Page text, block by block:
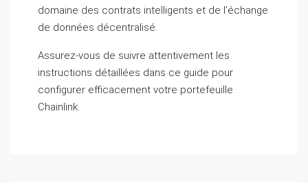
domaine des contrats intelligents et de l’échange
de données décentralisé.
Assurez-vous de suivre attentivement les
instructions détaillées dans ce guide pour
configurer efficacement votre portefeuille
Chainlink.